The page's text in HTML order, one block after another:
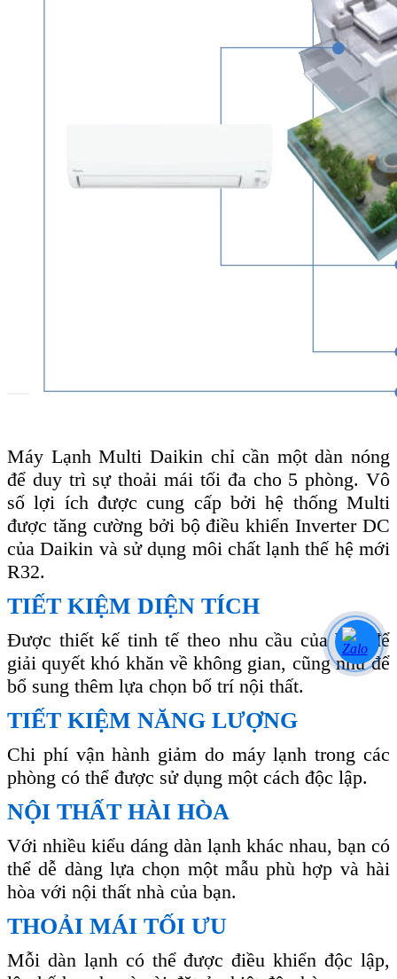
Máy Lạnh Multi Daikin chỉ cần một dàn nóng
để duy trì sự thoải mái tối đa cho 5 phòng. Vô
số lợi ích được cung cấp bởi hệ thống Multi
được tăng cường bởi bộ điều khiển Inverter DC
của Daikin và sử dụng môi chất lạnh thế hệ mới
R32.
TIẾT KIỆM DIỆN TÍCH
Được thiết kế tinh tế theo nhu cầu của bạn để
giải quyết khó khăn về không gian, cũng như để
bổ sung thêm lựa chọn bố trí nội thất.
TIẾT KIỆM NĂNG LƯỢNG
Chi phí vận hành giảm do máy lạnh trong các
phòng có thể được sử dụng một cách độc lập.
NỘI THẤT HÀI HÒA
Với nhiều kiểu dáng dàn lạnh khác nhau, bạn có
thể dễ dàng lựa chọn một mẫu phù hợp và hài
hòa với nội thất nhà của bạn.
THOẢI MÁI TỐI ƯU
Mỗi dàn lạnh có thể được điều khiển độc lập,